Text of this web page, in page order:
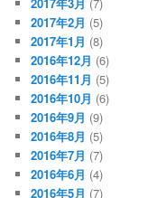
2017年2月 (5)
2017年1月 (8)
2016年12月 (6)
2016年11月 (5)
2016年10月 (6)
2016年9月 (9)
2016年8月 (5)
2016年7月 (7)
2016年6月 (4)
2016年5月 (7)